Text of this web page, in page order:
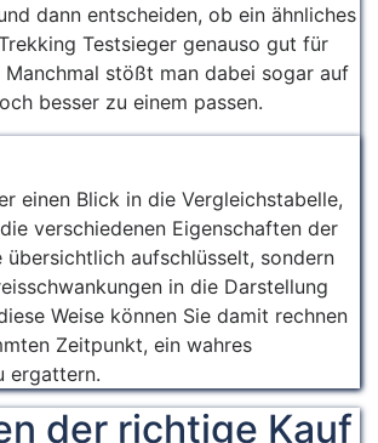
dann entscheiden, ob ein ähnliches
Testsieger genauso gut für
Manchmal stößt man dabei sogar auf
besser zu einem passen.
einen Blick in die Vergleichstabelle,
verschiedenen Eigenschaften der
übersichtlich aufschlüsselt, sondern
in die Darstellung
Weise können Sie damit rechnen
Zeitpunkt, ein wahres
ergattern.
der richtige Kauf